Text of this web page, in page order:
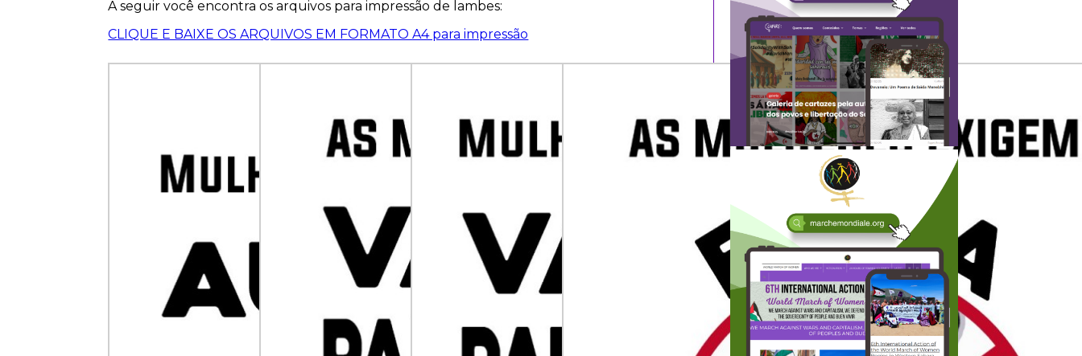
A seguir você encontra os arquivos para impressão de lambes:
CLIQUE E BAIXE OS ARQUIVOS EM FORMATO A4 para impressão